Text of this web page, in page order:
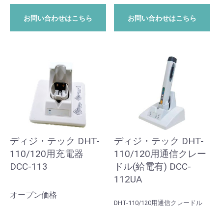
お問い合わせはこちら お問い合わせはこちら
ディジ・テック DHT-
110/120用充電器
DCC-113
オープン価格
ディジ・テック DHT-
110/120用通信クレー
ドル(給電有) DCC-
112UA
DHT-110/120用通信クレードル